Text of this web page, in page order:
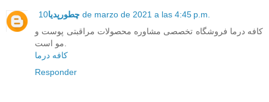
چطورپدیا 10 de marzo de 2021 a las 4:45 p.m.
کافه درما فروشگاه تخصصی مشاوره محصولات مراقبتی پوست و
کافه درما
Responder